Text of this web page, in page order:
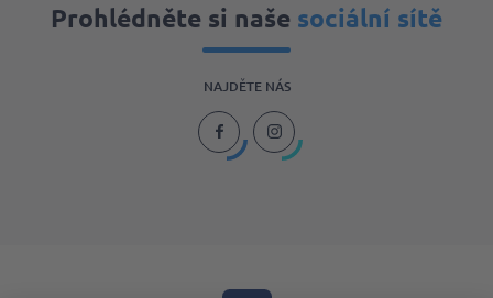
Prohlédněte si naše sociální sítě
NAJDĚTE NÁS